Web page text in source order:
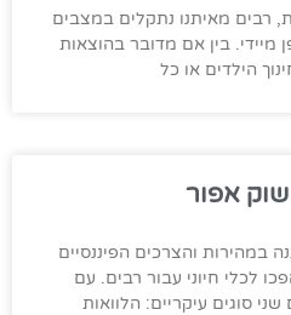
רבים מאיתנו נתקלים במצבים
מיידי. בין אם מדובר בהוצאות
הילדים או כל
אפור
במהירות והצרכים הפיננסיים
לכלי חיוני עבור רבים. עם
סוגים עיקריים: הלוואות